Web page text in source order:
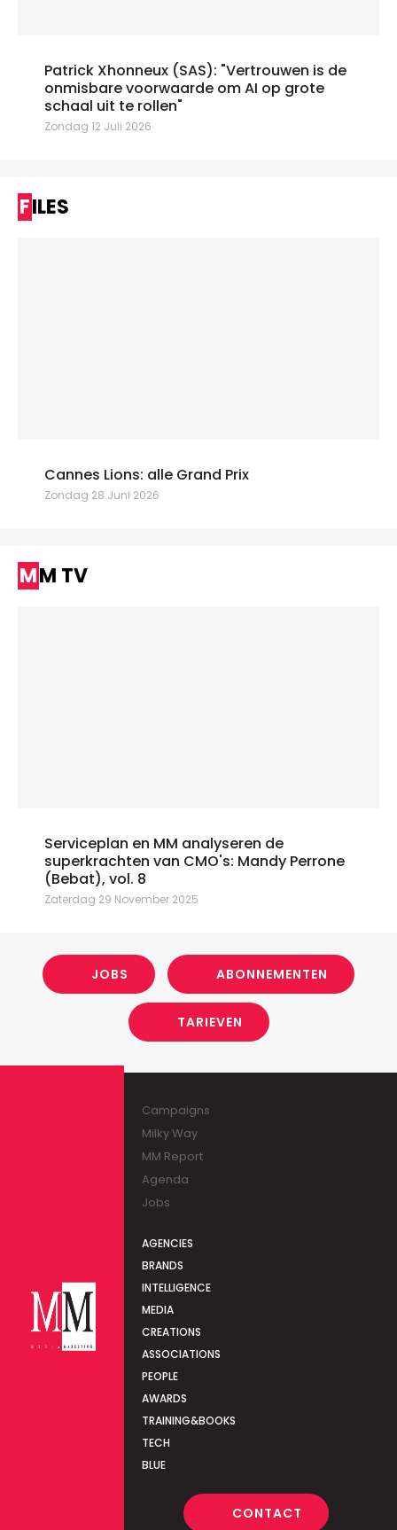
Patrick Xhonneux (SAS): "Vertrouwen is de
onmisbare voorwaarde om AI op grote
schaal uit te rollen"
Zondag 12 Juli 2026
FILES
Cannes Lions: alle Grand Prix
Zondag 28 Juni 2026
MM TV
Serviceplan en MM analyseren de
superkrachten van CMO's: Mandy Perrone
(Bebat), vol. 8
Zaterdag 29 November 2025
JOBS ABONNEMENTEN
TARIEVEN
Campaigns
Milky Way
MM Report
Agenda
Jobs
AGENCIES
BRANDS
INTELLIGENCE
MEDIA
CREATIONS
ASSOCIATIONS
PEOPLE
AWARDS
TRAINING&BOOKS
TECH
BLUE
CONTACT